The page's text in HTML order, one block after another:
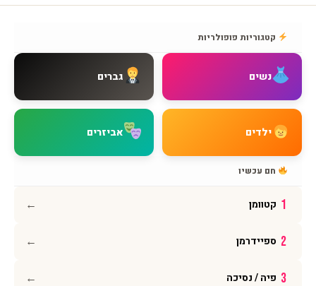
צור קשר
שאלות נפוצות
מדיניות משלוחים
מדיניות החזרות
מדיניות פרטיות
פייסבוק
קטגוריות פופולריות
נשים גברים
ילדים אביזרים
חם עכשיו
1 קטוומן ←
2 ספיידרמן ←
3 פיה / נסיכה ←